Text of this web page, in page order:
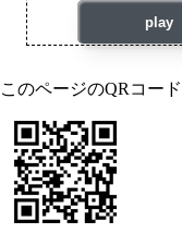
play
このページのQRコード